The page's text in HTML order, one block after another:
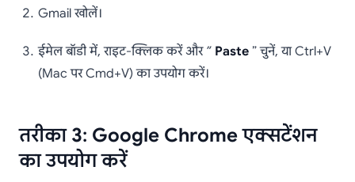
Gmail खोलें।
ईमेल बॉडी में, राइट-क्लिक करें और ” Paste ” चुनें, या Ctrl+V
(Mac पर Cmd+V) का उपयोग करें।
तरीका 3: Google Chrome एक्सटेंशन
का उपयोग करें